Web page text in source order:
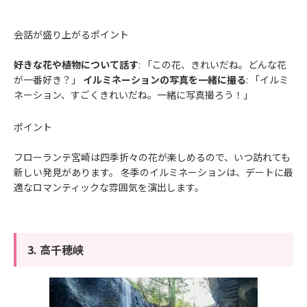
会話が盛り上がるポイント
好きな花や植物について話す: 「この花、きれいだね。どんな花
が一番好き？」 イルミネーションの写真を一緒に撮る: 「イルミ
ネーション、すごくきれいだね。一緒に写真撮ろう！」
ポイント
フローランテ宮崎は四季折々の花が楽しめるので、いつ訪れても
新しい発見があります。 冬季のイルミネーションは、デートに最
適なロマンティックな雰囲気を演出します。
3. 高千穂峡